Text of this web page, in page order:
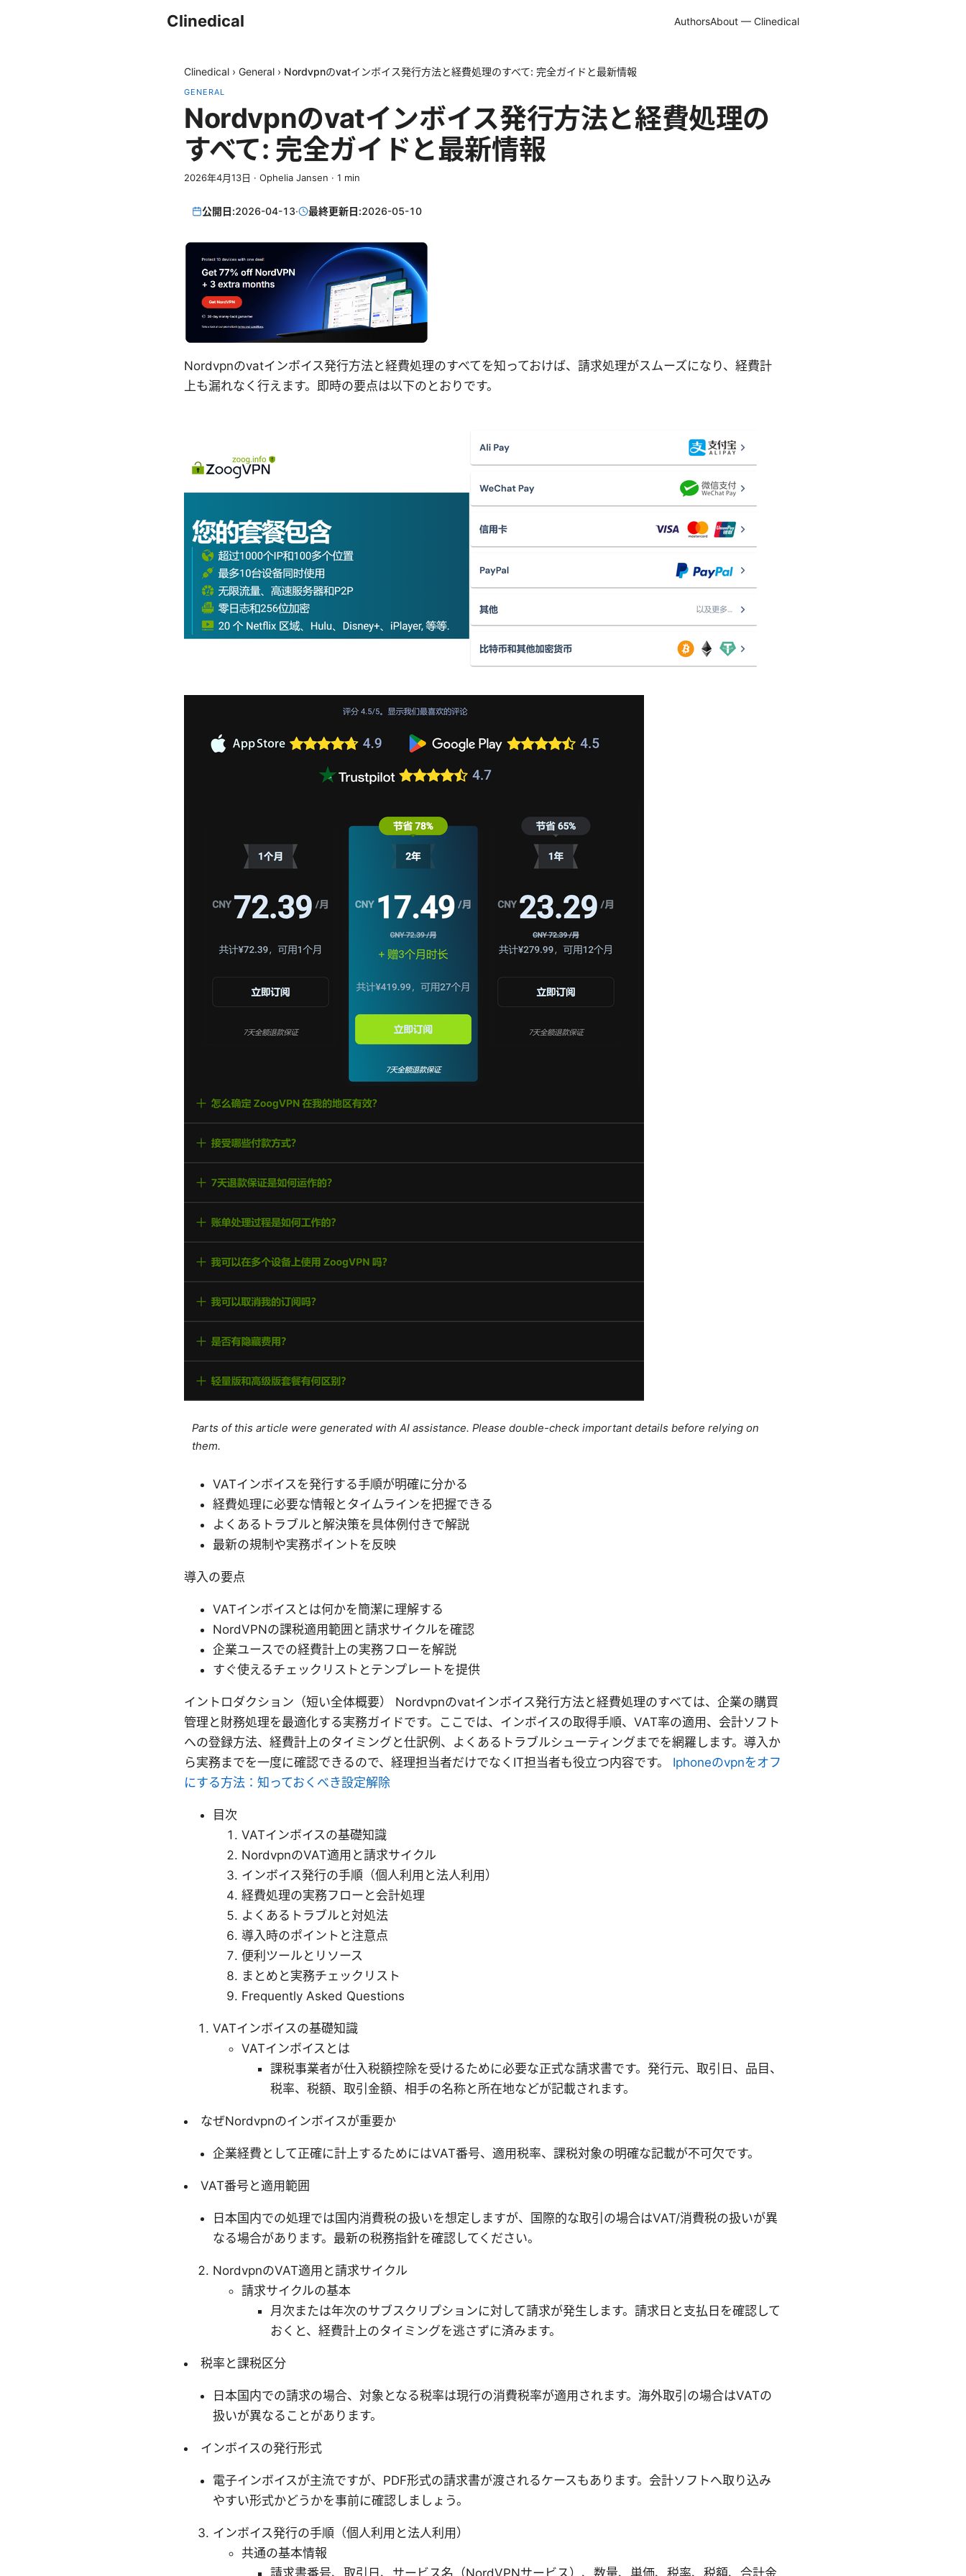
Clinedical AuthorsAbout — Clinedical
Clinedical › General › Nordvpnのvatインボイス発行方法と経費処理のすべて: 完全ガイドと最新情報
GENERAL
Nordvpnのvatインボイス発行方法と経費処理の
すべて: 完全ガイドと最新情報
2026年4月13日 · Ophelia Jansen · 1 min
公開日:2026-04-13· 最終更新日:2026-05-10
Nordvpnのvatインボイス発行方法と経費処理のすべてを知っておけば、請求処理がスムーズになり、経費計
上も漏れなく行えます。即時の要点は以下のとおりです。
Parts of this article were generated with AI assistance. Please double-check important details before relying on
them.
VATインボイスを発行する手順が明確に分かる
経費処理に必要な情報とタイムラインを把握できる
よくあるトラブルと解決策を具体例付きで解説
最新の規制や実務ポイントを反映
導入の要点
VATインボイスとは何かを簡潔に理解する
NordVPNの課税適用範囲と請求サイクルを確認
企業ユースでの経費計上の実務フローを解説
すぐ使えるチェックリストとテンプレートを提供
イントロダクション（短い全体概要） Nordvpnのvatインボイス発行方法と経費処理のすべては、企業の購買
管理と財務処理を最適化する実務ガイドです。ここでは、インボイスの取得手順、VAT率の適用、会計ソフト
への登録方法、経費計上のタイミングと仕訳例、よくあるトラブルシューティングまでを網羅します。導入か
ら実務までを一度に確認できるので、経理担当者だけでなくIT担当者も役立つ内容です。 Iphoneのvpnをオフ
にする方法：知っておくべき設定解除
目次
VATインボイスの基礎知識
NordvpnのVAT適用と請求サイクル
インボイス発行の手順（個人利用と法人利用）
経費処理の実務フローと会計処理
よくあるトラブルと対処法
導入時のポイントと注意点
便利ツールとリソース
まとめと実務チェックリスト
Frequently Asked Questions
VATインボイスの基礎知識
VATインボイスとは
課税事業者が仕入税額控除を受けるために必要な正式な請求書です。発行元、取引日、品目、
税率、税額、取引金額、相手の名称と所在地などが記載されます。
なぜNordvpnのインボイスが重要か
企業経費として正確に計上するためにはVAT番号、適用税率、課税対象の明確な記載が不可欠です。
VAT番号と適用範囲
日本国内での処理では国内消費税の扱いを想定しますが、国際的な取引の場合はVAT/消費税の扱いが異
なる場合があります。最新の税務指針を確認してください。
NordvpnのVAT適用と請求サイクル
請求サイクルの基本
月次または年次のサブスクリプションに対して請求が発生します。請求日と支払日を確認して
おくと、経費計上のタイミングを逃さずに済みます。
税率と課税区分
日本国内での請求の場合、対象となる税率は現行の消費税率が適用されます。海外取引の場合はVATの
扱いが異なることがあります。
インボイスの発行形式
電子インボイスが主流ですが、PDF形式の請求書が渡されるケースもあります。会計ソフトへ取り込み
やすい形式かどうかを事前に確認しましょう。
インボイス発行の手順（個人利用と法人利用）
共通の基本情報
請求書番号、取引日、サービス名（NordVPNサービス）、数量、単価、税率、税額、合計金